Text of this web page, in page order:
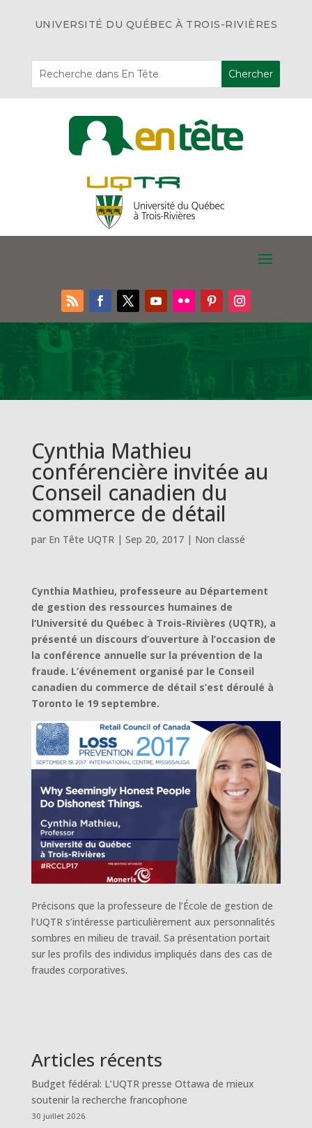
UNIVERSITÉ DU QUÉBEC À TROIS-RIVIÈRES
Cynthia Mathieu
conférencière invitée au
Conseil canadien du
commerce de détail
par En Tête UQTR| Sep 20, 2017| Non classé
Cynthia Mathieu, professeure au Département
de gestion des ressources humaines de
l’Université du Québec à Trois-Rivières (UQTR), a
présenté un discours d’ouverture à l’occasion de
la conférence annuelle sur la prévention de la
fraude. L’événement organisé par le Conseil
canadien du commerce de détail s’est déroulé à
Toronto le 19 septembre.
Précisons que la professeure de l’École de gestion de
l’UQTR s’intéresse particulièrement aux personnalités
sombres en milieu de travail. Sa présentation portait
sur les profils des individus impliqués dans des cas de
fraudes corporatives.
Articles récents
Budget fédéral: L’UQTR presse Ottawa de mieux
soutenir la recherche francophone
30 juillet 2026